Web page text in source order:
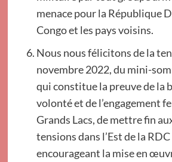
menace pour la République
Congo et les pays voisins.
Nous nous félicitons de la
novembre 2022, du mini-
qui constitue la preuve de la
volonté et de l’engagement
Grands Lacs, de mettre fin
tensions dans l’Est de la
encourageant la mise en